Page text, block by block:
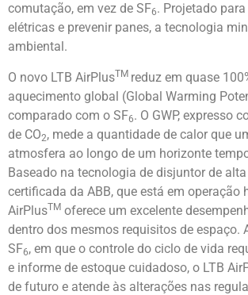
comutação, em vez de SF6. Projetado
elétricas e prevenir panes, a tecnologia
ambiental.
O novo LTB AirPlusTM reduz em quase
aquecimento global (Global Warming
comparado com o SF6. O GWP, expresso
de CO2, mede a quantidade de calor que
atmosfera ao longo de um horizonte
Baseado na tecnologia de disjuntor de
certificada da ABB, que está em operação
AirPlusTM oferece um excelente
dentro dos mesmos requisitos de espaço.
SF6, em que o controle do ciclo de vida
e informe de estoque cuidadoso, o LTB
de futuro e atende às alterações nas